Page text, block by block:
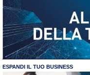
ESPANDI IL TUO BUSINESS